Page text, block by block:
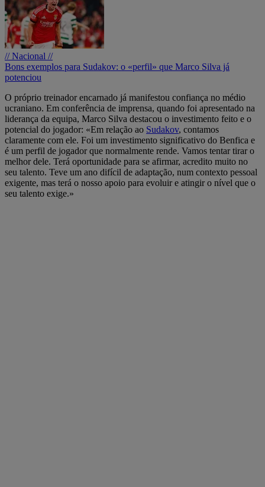
// Nacional //
Bons exemplos para Sudakov: o «perfil» que Marco Silva já
potenciou
O próprio treinador encarnado já manifestou confiança no médio
ucraniano. Em conferência de imprensa, quando foi apresentado na
liderança da equipa, Marco Silva destacou o investimento feito e o
potencial do jogador: «Em relação ao Sudakov, contamos
claramente com ele. Foi um investimento significativo do Benfica e
é um perfil de jogador que normalmente rende. Vamos tentar tirar o
melhor dele. Terá oportunidade para se afirmar, acredito muito no
seu talento. Teve um ano difícil de adaptação, num contexto pessoal
exigente, mas terá o nosso apoio para evoluir e atingir o nível que o
seu talento exige.»